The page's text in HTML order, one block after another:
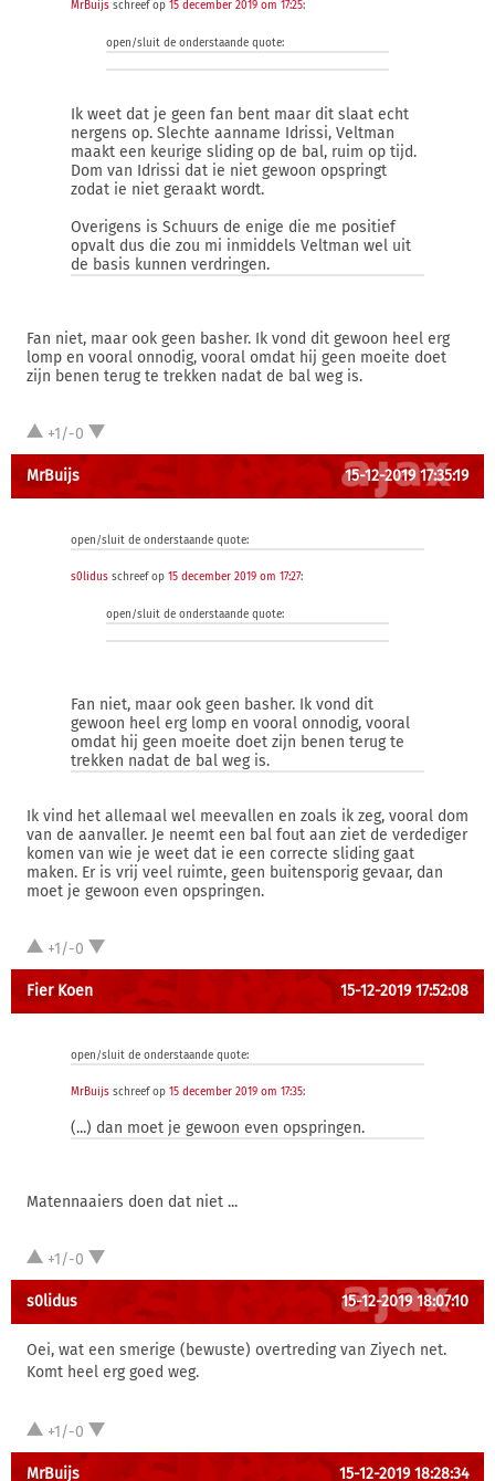
MrBuijs schreef op 15 december 2019 om 17:25:
open/sluit de onderstaande quote:
Ik weet dat je geen fan bent maar dit slaat echt
nergens op. Slechte aanname Idrissi, Veltman
maakt een keurige sliding op de bal, ruim op tijd.
Dom van Idrissi dat ie niet gewoon opspringt
zodat ie niet geraakt wordt.
Overigens is Schuurs de enige die me positief
opvalt dus die zou mi inmiddels Veltman wel uit
de basis kunnen verdringen.
Fan niet, maar ook geen basher. Ik vond dit gewoon heel erg
lomp en vooral onnodig, vooral omdat hij geen moeite doet
zijn benen terug te trekken nadat de bal weg is.
+1/-0
MrBuijs 15-12-2019 17:35:19
open/sluit de onderstaande quote:
s0lidus schreef op 15 december 2019 om 17:27:
open/sluit de onderstaande quote:
Fan niet, maar ook geen basher. Ik vond dit
gewoon heel erg lomp en vooral onnodig, vooral
omdat hij geen moeite doet zijn benen terug te
trekken nadat de bal weg is.
Ik vind het allemaal wel meevallen en zoals ik zeg, vooral dom
van de aanvaller. Je neemt een bal fout aan ziet de verdediger
komen van wie je weet dat ie een correcte sliding gaat
maken. Er is vrij veel ruimte, geen buitensporig gevaar, dan
moet je gewoon even opspringen.
+1/-0
Fier Koen 15-12-2019 17:52:08
open/sluit de onderstaande quote:
MrBuijs schreef op 15 december 2019 om 17:35:
(...) dan moet je gewoon even opspringen.
Matennaaiers doen dat niet ...
+1/-0
s0lidus 15-12-2019 18:07:10
Oei, wat een smerige (bewuste) overtreding van Ziyech net.
Komt heel erg goed weg.
+1/-0
MrBuijs 15-12-2019 18:28:34